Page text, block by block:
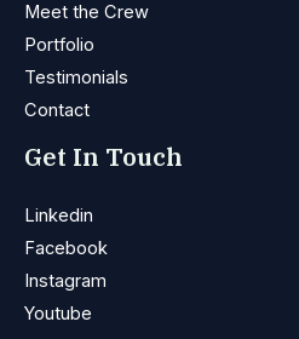
Meet the Crew
Portfolio
Testimonials
Contact
Get In Touch
Linkedin
Facebook
Instagram
Youtube